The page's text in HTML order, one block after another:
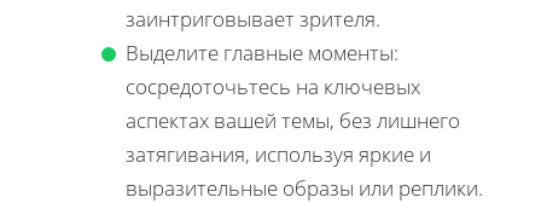
заинтриговывает зрителя.
Выделите главные моменты:
сосредоточьтесь на ключевых
аспектах вашей темы, без лишнего
затягивания, используя яркие и
выразительные образы или реплики.